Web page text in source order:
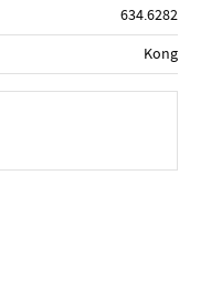
634.6282
Kong